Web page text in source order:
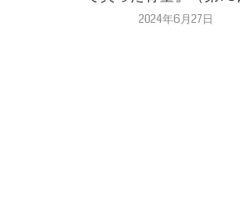
2024年6月27日